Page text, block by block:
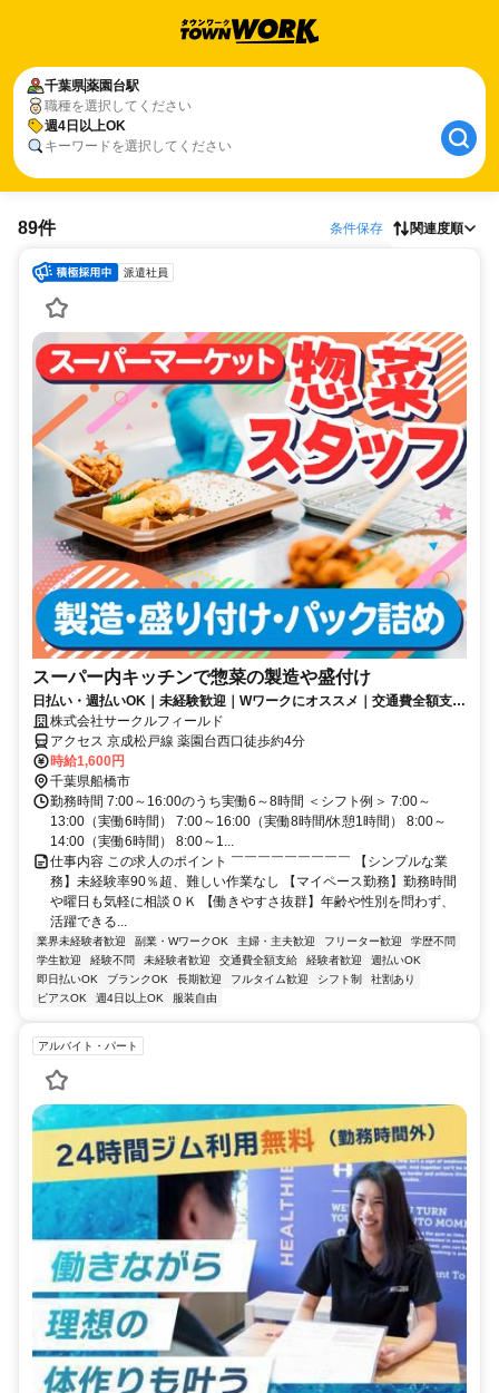
千葉県薬園台駅
職種を選択してください
週4日以上OK
キーワードを選択してください
89件 条件保存 関連度順
派遣社員
スーパー内キッチンで惣菜の製造や盛付け
日払い・週払いOK｜未経験歓迎｜Wワークにオススメ｜交通費全額支給
｜駅チカ
株式会社サークルフィールド
アクセス 京成松戸線 薬園台西口徒歩約4分
時給1,600円
千葉県船橋市
勤務時間 7:00～16:00のうち実働6～8時間 ＜シフト例＞ 7:00～
13:00（実働6時間） 7:00～16:00（実働8時間/休憩1時間） 8:00～
14:00（実働6時間） 8:00～1...
仕事内容 この求人のポイント ￣￣￣￣￣￣￣￣￣ 【シンプルな業
務】未経験率90％超、難しい作業なし 【マイペース勤務】勤務時間
や曜日も気軽に相談ＯＫ 【働きやすさ抜群】年齢や性別を問わず、
活躍できる...
業界未経験者歓迎 副業・WワークOK 主婦・主夫歓迎 フリーター歓迎
学歴不問
学生歓迎
経験不問 未経験者歓迎 交通費全額支給 経験者歓迎
週払いOK
即日払いOK
ブランクOK 長期歓迎 フルタイム歓迎 シフト制
社割あり
ピアスOK
週4日以上OK 服装自由
アルバイト・パート